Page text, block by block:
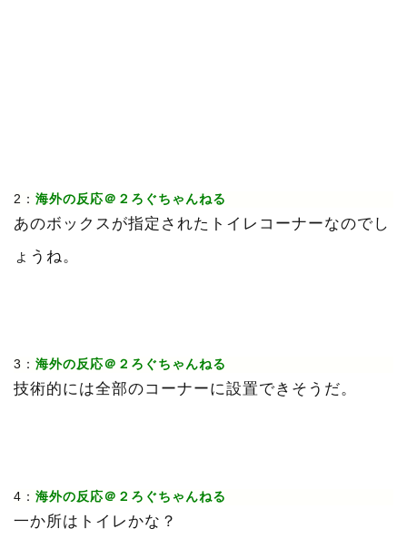
2： 海外の反応＠２ろぐちゃんねる
あのボックスが指定されたトイレコーナーなのでし
ょうね。
3： 海外の反応＠２ろぐちゃんねる
技術的には全部のコーナーに設置できそうだ。
4： 海外の反応＠２ろぐちゃんねる
一か所はトイレかな？